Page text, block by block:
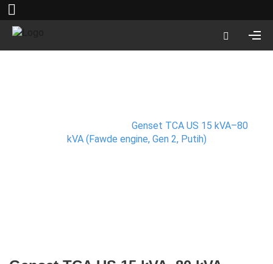
Genset TCA US 15 kVA–80
kVA (Fawde engine, Gen 2, Putih)